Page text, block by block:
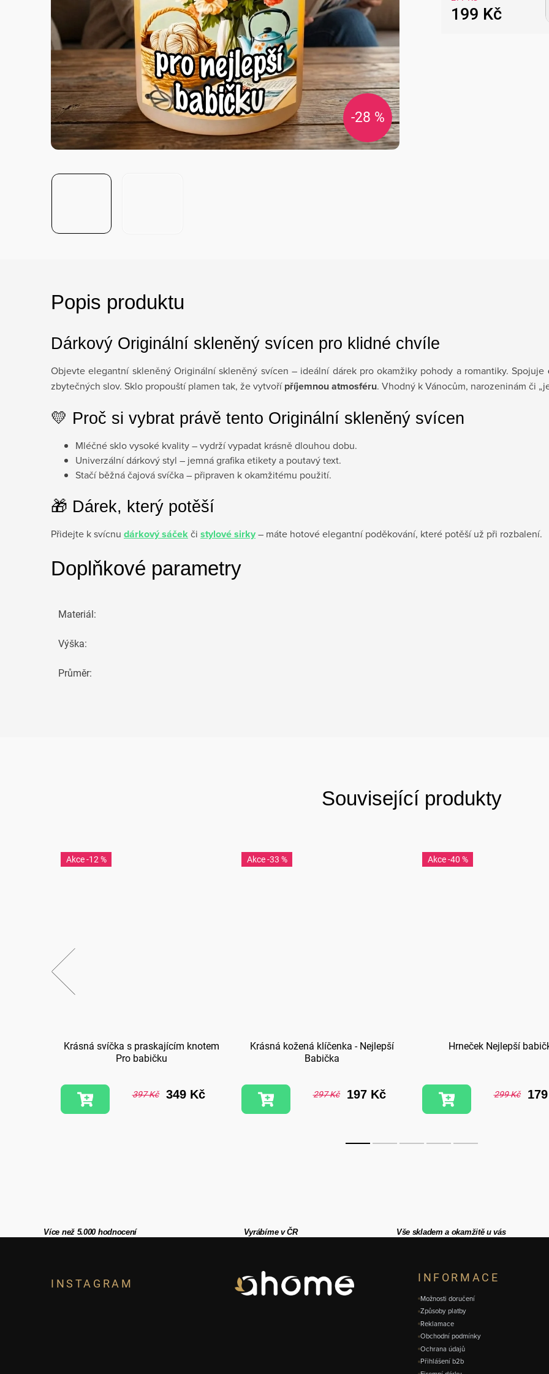
-28 %
199 Kč
Popis produktu
Dárkový Originální skleněný svícen pro klidné chvíle
Objevte elegantní skleněný Originální skleněný svícen – ideální dárek pro okamžiky pohody a romantiky. Spojuje
zbytečných slov. Sklo propouští plamen tak, že vytvořípříjemnou atmosféru. Vhodný k Vánocům, narozeninám či
💛 Proč si vybrat právě tento Originální skleněný svícen
Mléčné sklo vysoké kvality – vydrží vypadat krásně dlouhou dobu.
Univerzální dárkový styl – jemná grafika etikety a poutavý text.
Stačí běžná čajová svíčka – připraven k okamžitému použití.
🎁 Dárek, který potěší
Přidejte k svícnu dárkový sáčekči stylové sirky– máte hotové elegantní poděkování, které potěší už při rozbalení.
Doplňkové parametry
Materiál:
Výška:
Průměr:
Související produkty
-12 %
Krásná svíčka s praskajícím knotem
Pro babičku
397 Kč 349 Kč
-33 %
Krásná kožená klíčenka - Nejlepší
Babička
297 Kč 197 Kč
-40 %
Hrneček Nejlepší
299 Kč
Více než 5.000 hodnocení Vyrábíme v ČR Vše skladem a okamžitě u vás
INSTAGRAM INFORMACE
Možnosti doručení
Způsoby platby
Reklamace
Obchodní podmínky
Ochrana údajů
Přihlášení b2b